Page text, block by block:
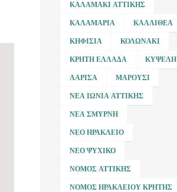
ΚΑΛΑΜΆΚΙ ΑΤΤΙΚΉΣ
ΚΑΛΑΜΑΡΙΆ ΚΑΛΛΙΘΈΑ
ΚΗΦΙΣΙΆ ΚΟΛΩΝΆΚΙ
ΚΡΉΤΗ ΕΛΛΆΔΑ ΚΥΨΈΛΗ
ΛΆΡΙΣΑ ΜΑΡΟΎΣΙ
ΝΈΑ ΙΩΝΊΑ ΑΤΤΙΚΉΣ
ΝΈΑ ΣΜΎΡΝΗ
ΝΈΟ ΗΡΆΚΛΕΙΟ
ΝΈΟ ΨΥΧΙΚΌ
ΝΟΜΌΣ ΑΤΤΙΚΉΣ
ΝΟΜΌΣ ΗΡΑΚΛΕΊΟΥ ΚΡΉΤΗΣ